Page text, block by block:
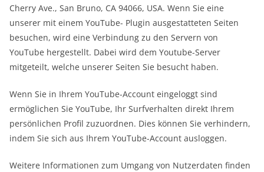
Cherry Ave., San Bruno, CA 94066, USA. Wenn Sie eine
unserer mit einem YouTube- Plugin ausgestatteten Seiten
besuchen, wird eine Verbindung zu den Servern von
YouTube hergestellt. Dabei wird dem Youtube-Server
mitgeteilt, welche unserer Seiten Sie besucht haben.
Wenn Sie in Ihrem YouTube-Account eingeloggt sind
ermöglichen Sie YouTube, Ihr Surfverhalten direkt Ihrem
persönlichen Profil zuzuordnen. Dies können Sie verhindern,
indem Sie sich aus Ihrem YouTube-Account ausloggen.
Weitere Informationen zum Umgang von Nutzerdaten finden